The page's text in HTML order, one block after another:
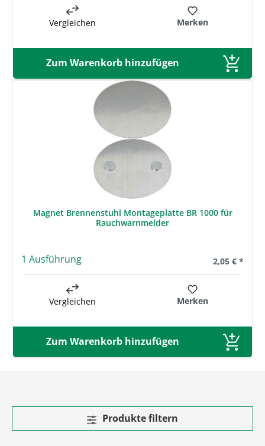
Vergleichen Merken
Zum Warenkorb hinzufügen
Magnet Brennenstuhl Montageplatte BR 1000 für
Rauchwarnmelder
1 Ausführung Regulärer
2,05 € *
Vergleichen Merken
Zum Warenkorb hinzufügen
Produkte filtern